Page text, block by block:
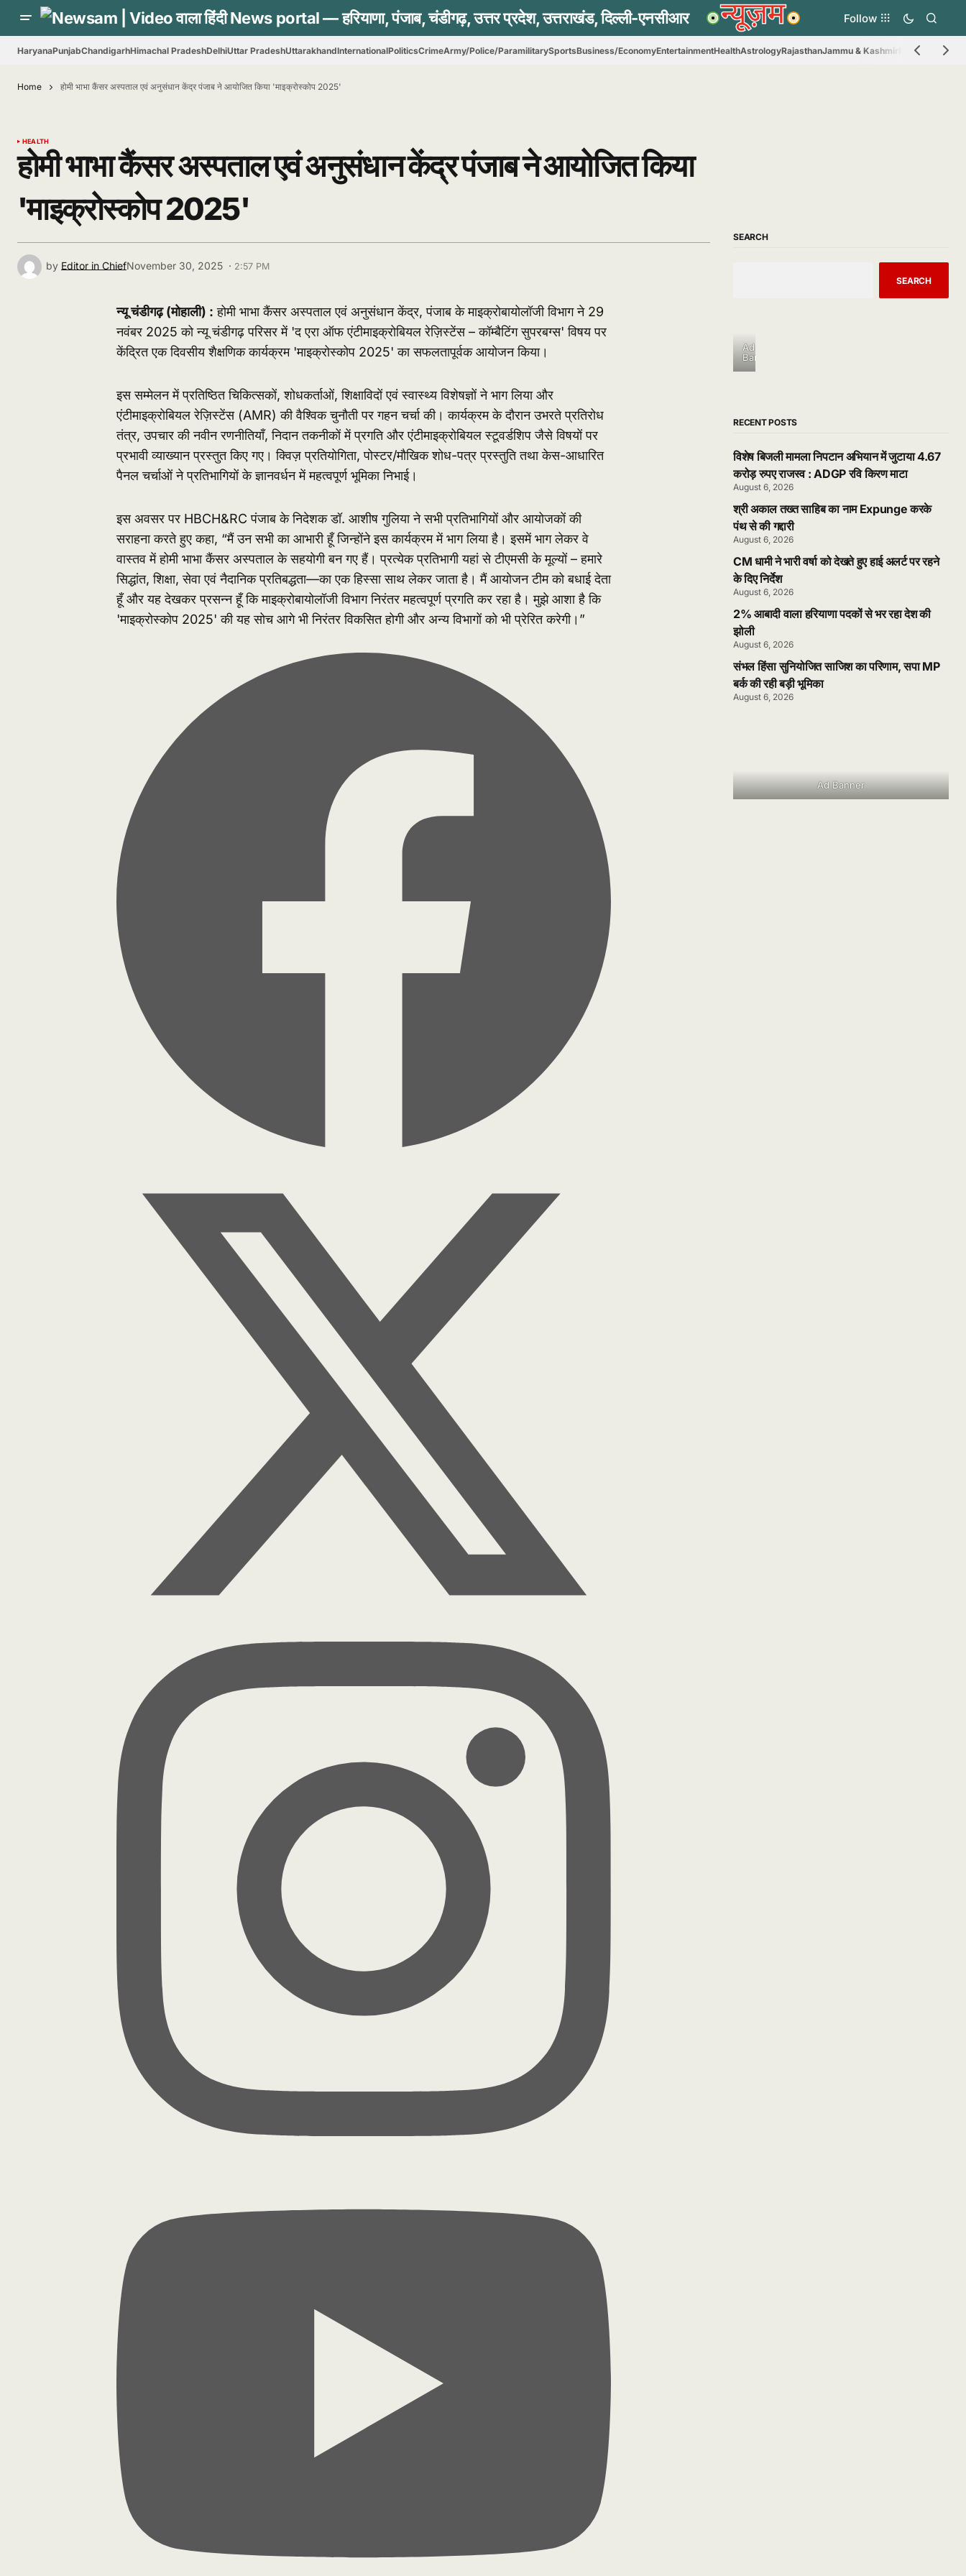
Follow
HaryanaPunjabChandigarhHimachal PradeshDelhiUttar PradeshUttarakhandInternationalPoliticsCrimeArmy/Police/ParamilitarySportsBusiness/EconomyEntertainmentHealthAstrologyRajasthanJammu & Kashmir Madhya
Home होमी भाभा कैंसर अस्पताल एवं अनुसंधान केंद्र पंजाब ने आयोजित किया 'माइक्रोस्कोप 2025'
HEALTH
होमी भाभा कैंसर अस्पताल एवं अनुसंधान केंद्र पंजाब ने आयोजित किया
'माइक्रोस्कोप 2025'
by Editor in ChiefNovember 30, 2025 · 2:57 PM
न्यू चंडीगढ़ (मोहाली) : होमी भाभा कैंसर अस्पताल एवं अनुसंधान केंद्र, पंजाब के माइक्रोबायोलॉजी विभाग ने 29
नवंबर 2025 को न्यू चंडीगढ़ परिसर में 'द एरा ऑफ एंटीमाइक्रोबियल रेज़िस्टेंस – कॉम्बैटिंग सुपरबग्स' विषय पर
केंद्रित एक दिवसीय शैक्षणिक कार्यक्रम 'माइक्रोस्कोप 2025' का सफलतापूर्वक आयोजन किया।
इस सम्मेलन में प्रतिष्ठित चिकित्सकों, शोधकर्ताओं, शिक्षाविदों एवं स्वास्थ्य विशेषज्ञों ने भाग लिया और
एंटीमाइक्रोबियल रेज़िस्टेंस (AMR) की वैश्विक चुनौती पर गहन चर्चा की। कार्यक्रम के दौरान उभरते प्रतिरोध
तंत्र, उपचार की नवीन रणनीतियाँ, निदान तकनीकों में प्रगति और एंटीमाइक्रोबियल स्टूवर्डशिप जैसे विषयों पर
प्रभावी व्याख्यान प्रस्तुत किए गए। क्विज़ प्रतियोगिता, पोस्टर/मौखिक शोध-पत्र प्रस्तुति तथा केस-आधारित
पैनल चर्चाओं ने प्रतिभागियों के ज्ञानवर्धन में महत्वपूर्ण भूमिका निभाई।
इस अवसर पर HBCH&RC पंजाब के निदेशक डॉ. आशीष गुलिया ने सभी प्रतिभागियों और आयोजकों की
सराहना करते हुए कहा, “मैं उन सभी का आभारी हूँ जिन्होंने इस कार्यक्रम में भाग लिया है। इसमें भाग लेकर वे
वास्तव में होमी भाभा कैंसर अस्पताल के सहयोगी बन गए हैं। प्रत्येक प्रतिभागी यहां से टीएमसी के मूल्यों – हमारे
सिद्धांत, शिक्षा, सेवा एवं नैदानिक प्रतिबद्धता—का एक हिस्सा साथ लेकर जाता है। मैं आयोजन टीम को बधाई देता
हूँ और यह देखकर प्रसन्न हूँ कि माइक्रोबायोलॉजी विभाग निरंतर महत्वपूर्ण प्रगति कर रहा है। मुझे आशा है कि
'माइक्रोस्कोप 2025' की यह सोच आगे भी निरंतर विकसित होगी और अन्य विभागों को भी प्रेरित करेगी।”
SEARCH
SEARCH
Ad
Banner
RECENT POSTS
विशेष बिजली मामला निपटान अभियान में जुटाया 4.67
करोड़ रुपए राजस्व : ADGP रवि किरण माटा
August 6, 2026
श्री अकाल तख्त साहिब का नाम Expunge करके
पंथ से की गद्दारी
August 6, 2026
CM धामी ने भारी वर्षा को देखते हुए हाई अलर्ट पर रहने
के दिए निर्देश
August 6, 2026
2% आबादी वाला हरियाणा पदकों से भर रहा देश की
झोली
August 6, 2026
संभल हिंसा सुनियोजित साजिश का परिणाम, सपा MP
बर्क की रही बड़ी भूमिका
August 6, 2026
Ad Banner